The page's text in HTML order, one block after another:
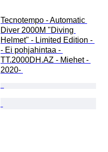
Tecnotempo - Automatic
Diver 2000M "Diving
Helmet" - Limited Edition -
- Ei pohjahintaa -
TT.2000DH.AZ - Miehet -
2020-